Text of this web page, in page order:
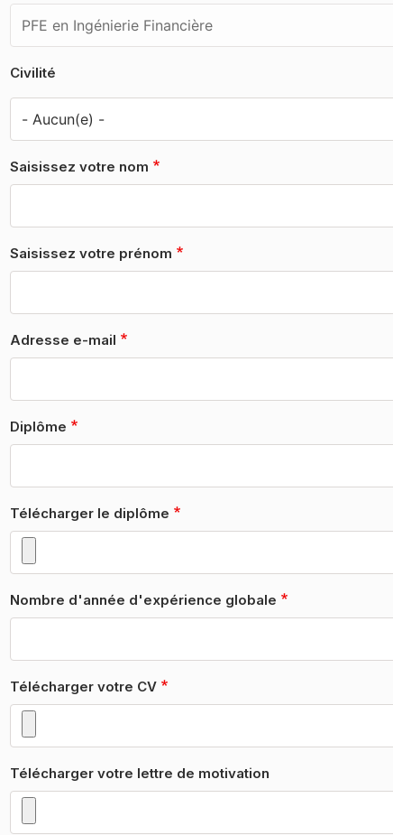
Civilité
Saisissez votre nom
Saisissez votre prénom
Adresse e-mail
Diplôme
Télécharger le diplôme
Limité à 50 Mo.
Types autorisés : pdf, doc, docx, odt, jpeg, png, jpg.
Nombre d'année d'expérience globale
Télécharger votre CV
Limité à 50 Mo.
Types autorisés : pdf, doc, docx, jpeg, png, jpg.
Télécharger votre lettre de motivation